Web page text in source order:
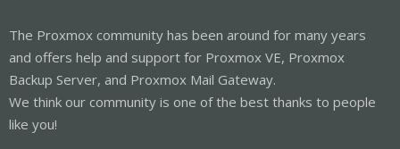
The Proxmox community has been around for many years
and offers help and support for Proxmox VE, Proxmox
Backup Server, and Proxmox Mail Gateway.
We think our community is one of the best thanks to people
like you!